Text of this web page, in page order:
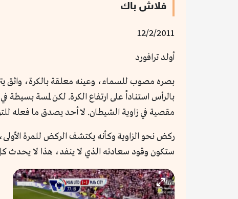
فلاش باك
12/2/2011
أولد ترافورد
بصره مصوب للسماء، وعينه معلقة بالكرة، واثق
بالرأس استناداً على ارتفاع الكرة. لكن لمسة
مقصية في زاوية الشيطان. لا أحد يصدق ما فعله
ركض نحو الزاوية وكأنه يكتشف الركض للمرة
ستكون وقود سعادته الذي لا ينفد، هذا لا يحدث
Enter